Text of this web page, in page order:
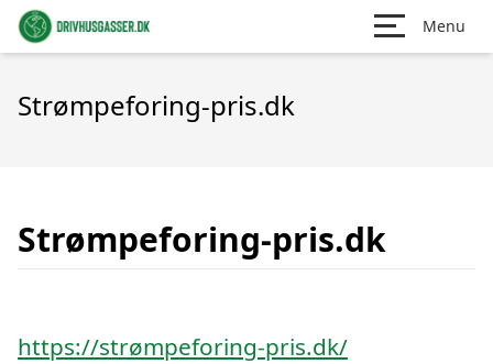
Menu
Strømpeforing-pris.dk
Strømpeforing-pris.dk
https://strømpeforing-pris.dk/